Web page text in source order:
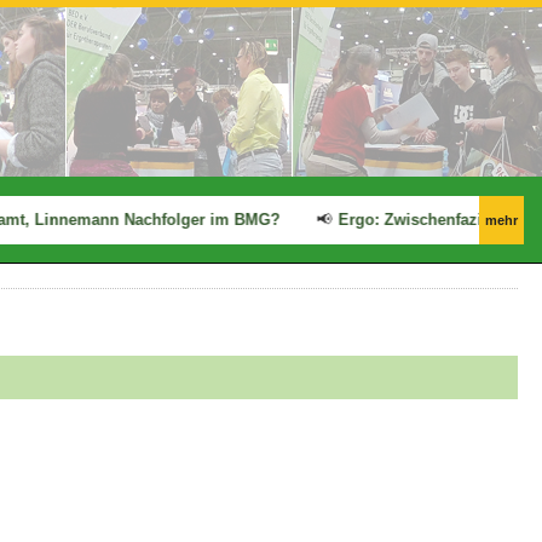
Linnemann Nachfolger im BMG? Ergo: Zwischenfazit desmehr